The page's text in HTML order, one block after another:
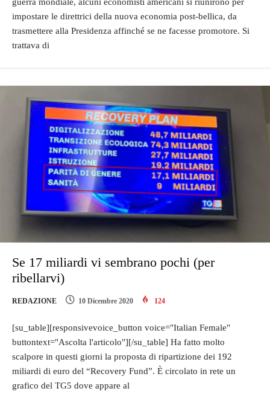
guerra mondiale, alcuni economisti americani si riunirono per
impostare le direttrici della nuova economia post-bellica, da
trasmettere alla Presidenza affinché se ne facesse promotore. Si
trattava di
Se 17 miliardi vi sembrano pochi (per
ribellarvi)
REDAZIONE 10 Dicembre 2020 124
[su_table][responsivevoice_button voice="Italian Female"
buttontext="Ascolta l'articolo"][/su_table] Ha fatto molto
scalpore in questi giorni la proposta di ripartizione dei 192
miliardi di euro del “Recovery Fund”. È circolato in rete un
grafico del TG5 dove appare al